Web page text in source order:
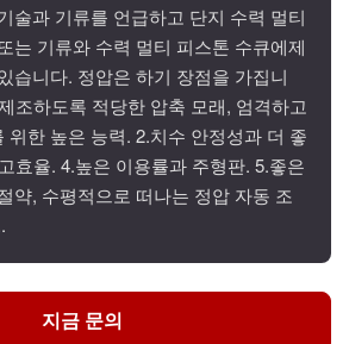
술과 기류를 언급하고 단지 수력 멀티
는 기류와 수력 멀티 피스톤 수큐에제
습니다. 정압은 하기 장점을 가집니
조하도록 적당한 압축 모래, 엄격하고
위한 높은 능력. 2.치수 안정성과 더 좋
효율. 4.높은 이용률과 주형판. 5.좋은
약, 수평적으로 떠나는 정압 자동 조
지금 문의